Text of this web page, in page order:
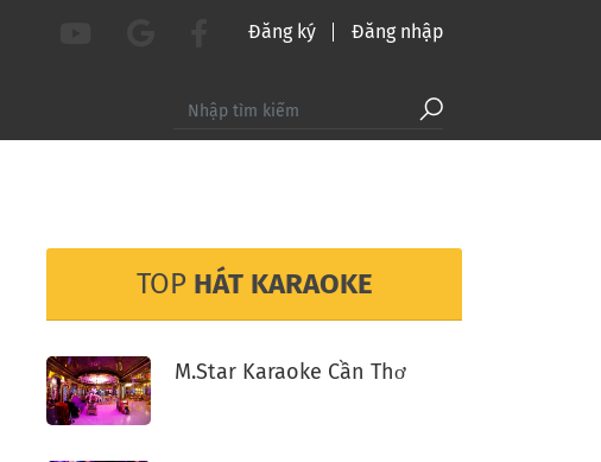
Đăng ký Đăng nhập
TOP HÁT KARAOKE
M.Star Karaoke Cần Thơ